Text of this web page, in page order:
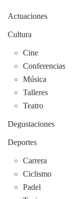
Actuaciones
Cultura
Cine
Conferencias
Música
Talleres
Teatro
Degustaciones
Deportes
Carrera
Ciclismo
Padel